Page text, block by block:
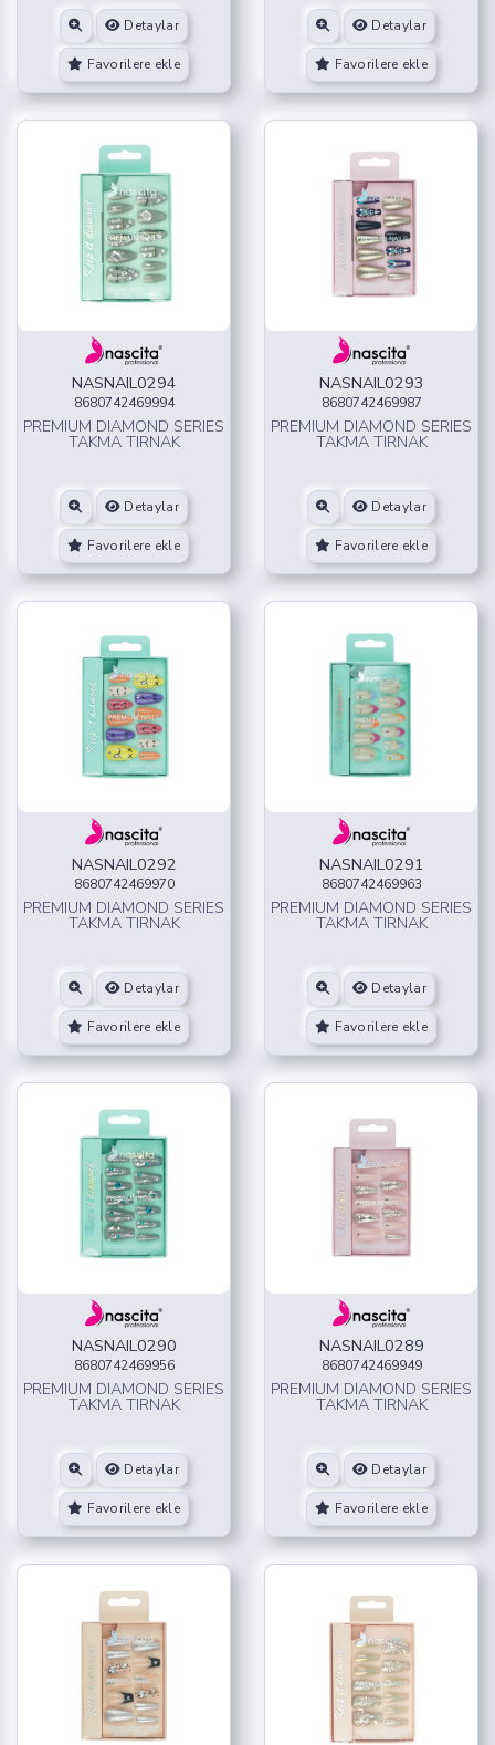
Detaylar
Favorilere ekle
Detaylar
Favorilere ekle
NASNAIL0294
8680742469994
PREMIUM DIAMOND SERIES
TAKMA TIRNAK
Detaylar
Favorilere ekle
NASNAIL0293
8680742469987
PREMIUM DIAMOND SERIES
TAKMA TIRNAK
Detaylar
Favorilere ekle
NASNAIL0292
8680742469970
PREMIUM DIAMOND SERIES
TAKMA TIRNAK
Detaylar
Favorilere ekle
NASNAIL0291
8680742469963
PREMIUM DIAMOND SERIES
TAKMA TIRNAK
Detaylar
Favorilere ekle
NASNAIL0290
8680742469956
PREMIUM DIAMOND SERIES
TAKMA TIRNAK
Detaylar
Favorilere ekle
NASNAIL0289
8680742469949
PREMIUM DIAMOND SERIES
TAKMA TIRNAK
Detaylar
Favorilere ekle